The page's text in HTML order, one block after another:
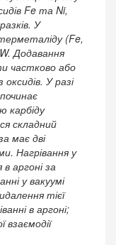
Fe та Ni,
У
(Fe,
Додавання
частково або
У разі
карбіду
складний
має дві
Нагрівання у
в аргоні за
у вакуумі
тієї
в аргоні;